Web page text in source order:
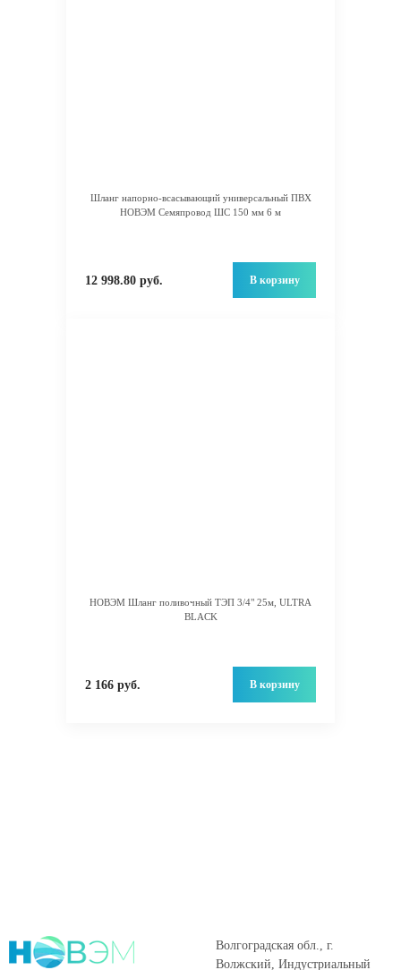
Шланг напорно-всасывающий универсальный ПВХ
НОВЭМ Семяпровод ШС 150 мм 6 м
12 998.80 руб. В корзину
НОВЭМ Шланг поливочный ТЭП 3/4" 25м, ULTRA
BLACK
2 166 руб. В корзину
Волгоградская обл., г.
Волжский, Индустриальный